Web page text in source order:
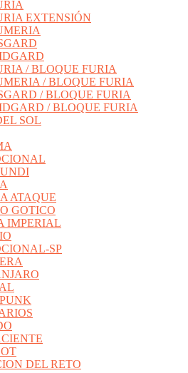
EXTENSIÓN
/ BLOQUE FURIA
/ BLOQUE FURIA
/ BLOQUE FURIA
/ BLOQUE FURIA
SOL
ATAQUE
GOTICO
IMPERIAL
SP
DEL RETO